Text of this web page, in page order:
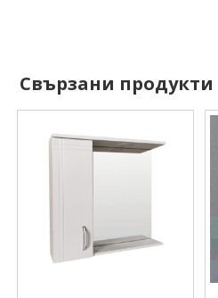
Свързани продукти